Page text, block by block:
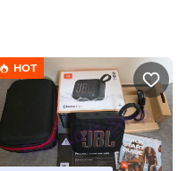
HOT